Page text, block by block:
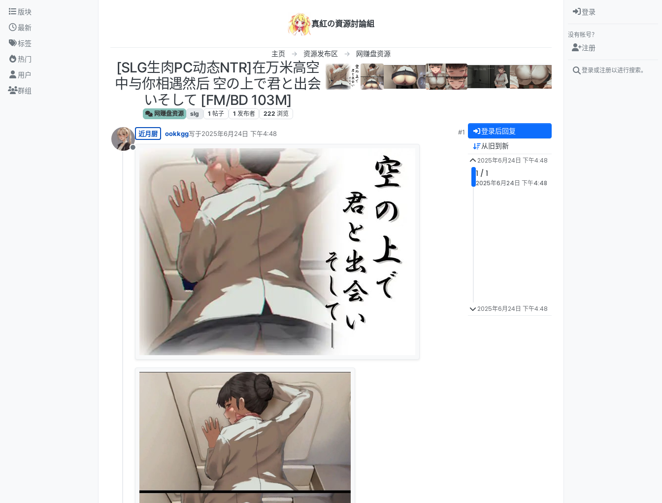
跳转至内容
版块
最新
标签
热门
用户
群组
真紅の資源討論組
主页 资源发布区 网赚盘资源
[SLG生肉PC动态NTR]在万米高空
中与你相遇然后 空の上で君と出会
いそして [FM/BD 103M]
网赚盘资源 slg 1 帖子 1 发布者 222 浏览
离线
近月厨 ookkgg写于2025年6月24日 下午4:48
最后由 编辑
#1 登录后回复
从旧到新
2025年6月24日 下午4:48
1 / 1
2025年6月24日 下午4:48
2025年6月24日 下午4:48
登录
没有帐号？
注册
登录或注册以进行搜索。